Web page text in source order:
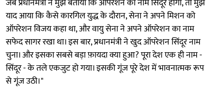
याद आया कि कैसे कारगिल युद्ध के दौरान, सेना ने अपने मिशन को
ऑपरेशन विजय कहा था, और वायु सेना ने अपने ऑपरेशन का नाम
सफेद सागर रखा था। इस बार, प्रधानमंत्री ने खुद ऑपरेशन सिंदूर नाम
चुना। और इसका सबसे बड़ा फ़ायदा क्या हुआ? पूरा देश एक ही नाम -
सिंदूर - के तले एकजुट हो गया। इसकी गूंज पूरे देश में भावनात्मक रूप
से गूंज उठी।"